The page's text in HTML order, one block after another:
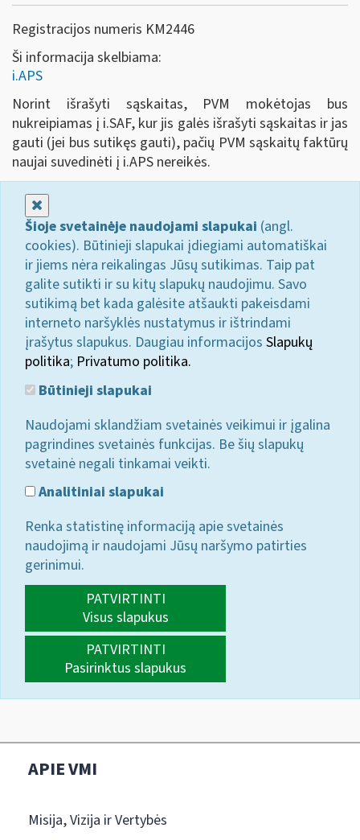
Registracijos numeris KM2446
Ši informacija skelbiama:
i.APS
Norint išrašyti sąskaitas, PVM mokėtojas bus
nukreipiamas į i.SAF, kur jis galės išrašyti sąskaitas ir jas
gauti (jei bus sutikęs gauti), pačių PVM sąskaitų faktūrų
naujai suvedinėti į i.APS nereikės.
Šioje svetainėje naudojami slapukai (angl.
cookies). Būtinieji slapukai įdiegiami automatiškai
ir jiems nėra reikalingas Jūsų sutikimas. Taip pat
galite sutikti ir su kitų slapukų naudojimu. Savo
sutikimą bet kada galėsite atšaukti pakeisdami
interneto naršyklės nustatymus ir ištrindami
įrašytus slapukus. Daugiau informacijos Slapukų
politika; Privatumo politika.
Būtinieji slapukai
Naudojami sklandžiam svetainės veikimui ir įgalina
pagrindines svetainės funkcijas. Be šių slapukų
svetainė negali tinkamai veikti.
Analitiniai slapukai
Renka statistinę informaciją apie svetainės
naudojimą ir naudojami Jūsų naršymo patirties
gerinimui.
PATVIRTINTI
Visus slapukus
PATVIRTINTI
Pasirinktus slapukus
APIE VMI
Misija, Vizija ir Vertybės